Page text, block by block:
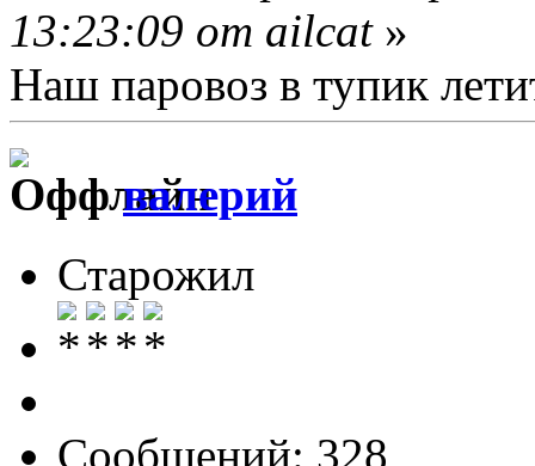
13:23:09 от ailcat»
Наш паровоз в тупик
валерий
Старожил
Сообщений: 328